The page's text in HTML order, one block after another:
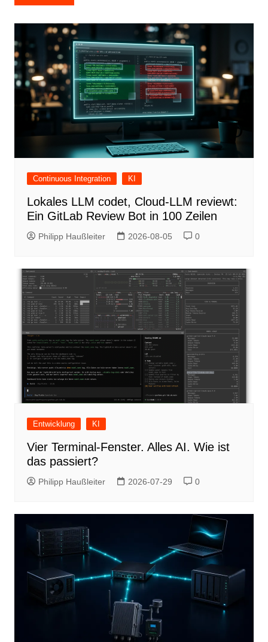
Continuous Integration KI
Lokales LLM codet, Cloud-LLM reviewt:
Ein GitLab Review Bot in 100 Zeilen
Philipp Haußleiter 2026-08-05 0
Entwicklung KI
Vier Terminal-Fenster. Alles AI. Wie ist
das passiert?
Philipp Haußleiter 2026-07-29 0